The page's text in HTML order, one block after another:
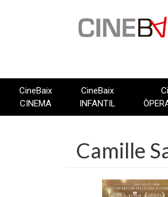
CineBaix
CINEMA
CineBaix
INFANTIL
Camille